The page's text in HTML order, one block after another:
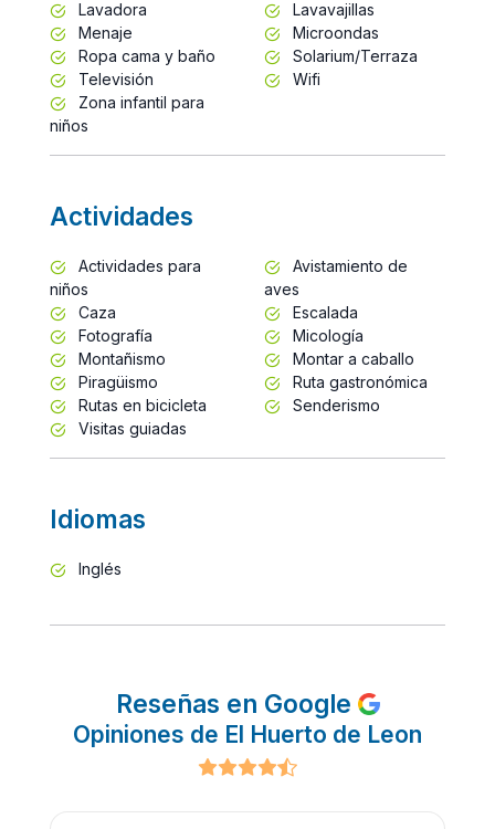
Lavadora
Lavavajillas
Menaje
Microondas
Ropa cama y baño
Solarium/Terraza
Televisión
Wifi
Zona infantil para
niños
Actividades
Actividades para
niños
Avistamiento de
aves
Caza
Escalada
Fotografía
Micología
Montañismo
Montar a caballo
Piragüismo
Ruta gastronómica
Rutas en bicicleta
Senderismo
Visitas guiadas
Idiomas
Inglés
Reseñas en Google
Opiniones de El Huerto de Leon